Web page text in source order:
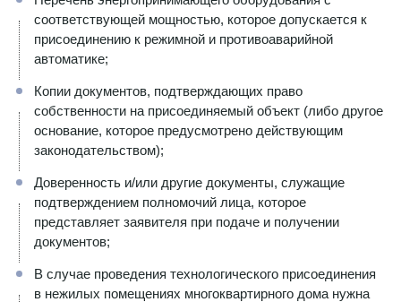
соответствующей мощностью, которое допускается к
присоединению к режимной и противоаварийной
автоматике;
Копии документов, подтверждающих право
собственности на присоединяемый объект (либо другое
основание, которое предусмотрено действующим
законодательством);
Доверенность и/или другие документы, служащие
подтверждением полномочий лица, которое
представляет заявителя при подаче и получении
документов;
В случае проведения технологического присоединения
в нежилых помещениях многоквартирного дома нужна